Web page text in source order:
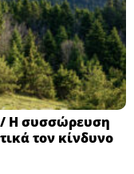
/ Η συσσώρευση
τον κίνδυνο